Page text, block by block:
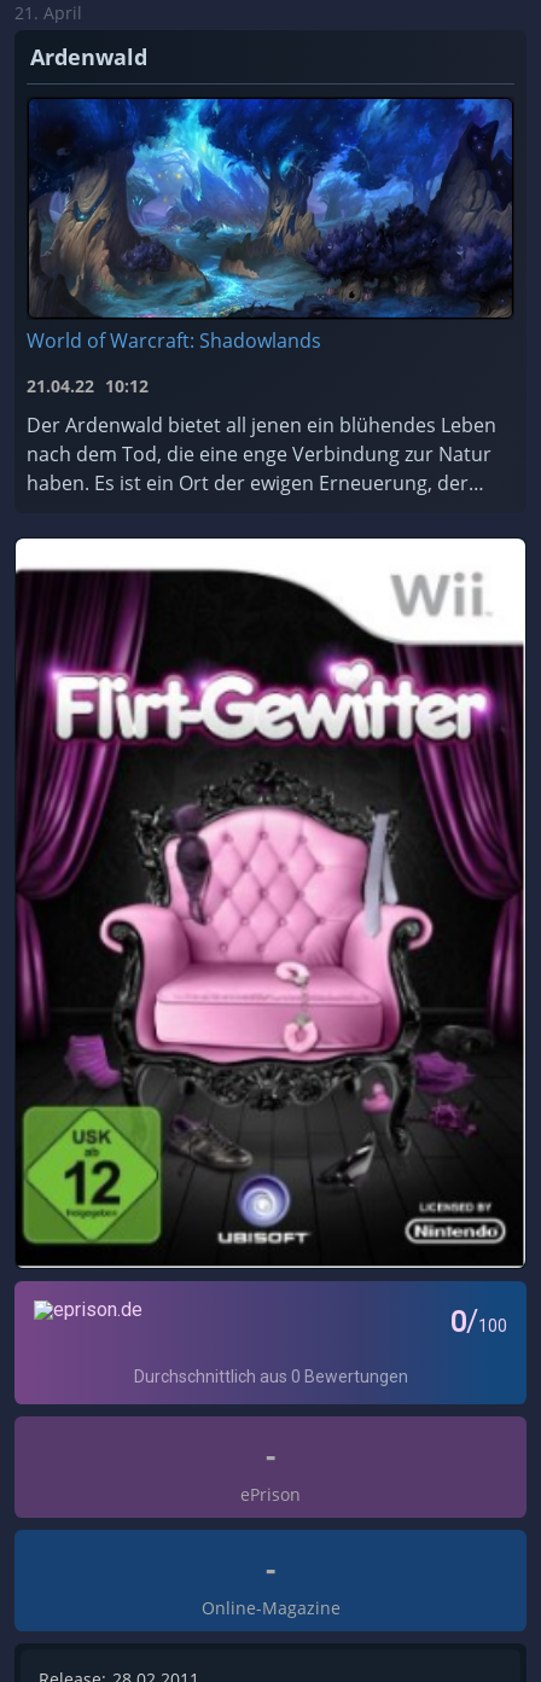
21. April
Ardenwald
World of Warcraft: Shadowlands
21.04.22 10:12
Der Ardenwald bietet all jenen ein blühendes Leben
nach dem Tod, die eine enge Verbindung zur Natur
haben. Es ist ein Ort der ewigen Erneuerung, der
...
-
ePrison
-
Online-Magazine